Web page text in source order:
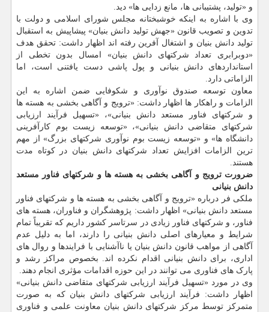
و «تولید، پشتیبانی ها، مانع زدایی ها» دید.
وی با اشاره به اینکه خوشبختانه مجلس شورای اسلامی و دولت با
تدوین و تصویب قانون «جهش تولید دانش بنیان» پیشاپیش به استقبال
تولید دانش بنیان و اشتغال آفرین رفته اند اظهار داشت: تحقق هدف
«دوبرابری تعداد شرکتهای دانش بنیان» امسال بدون تخطی از
استانداردهای دانش بنیانی و پول پاشی دست یافتنی است، اما
الزاماتی دارد.
معاون توسعه صندوق نوآوری و شکوفایی ضمن اشاره به این
الزامات و راهکار ها اظهار داشت: «ترویج و آگاهی بخشی به هسته ها
و شرکتهای فناور مستعد دانش بنیانی»، «تسهیل فرآیند ارزیابی
شرکتهای متقاضی دانش بنیانی»، «توسعه زیست بوم کارآفرینی
دانشگاه ها» و «توسعه زیست بوم نوآوری شرکتهای بزرگ» از مهم
ترین الزامات افزایش تعداد شرکتهای دانش بنیان در کوتاه مدت
هستند.
ضرورت ترویج و آگاهی بخشی به هسته ها و شرکتهای فناور مستعد
دانش بنیانی
ملکی فر درباره «ترویج و آگاهی بخشی به هسته ها و شرکتهای فناور
مستعد دانش بنیانی» اظهار داشت: پژوهشگران و فناوران، هسته های
فناور، و شرکتهای فناور زیادی در سرتاسر کشور داریم که تقریباً تمام
شرایط و معیارهای اصلی دانش بنیانی را دارند، اما به دلیل عدم
آگاهی از مواهب قانون دانش بنیان یا ناآشنایی با فرایندها و روال های
اداری، برای دانش بنیانی اقدام نکرده اند. بخصوص مراکز رشد و
پارک های فناوری می توانند در این حوزه اقدامات مؤثری انجام دهند.
وی در مورد «تسهیل فرآیند ارزیابی شرکتهای متقاضی دانش بنیانی»
اظهار داشت: فرآیند ارزیابی شرکتهای دانش بنیان که به صورت
متمرکز توسط مرکز شرکتهای دانش بنیان معاونت علمی و فناوری